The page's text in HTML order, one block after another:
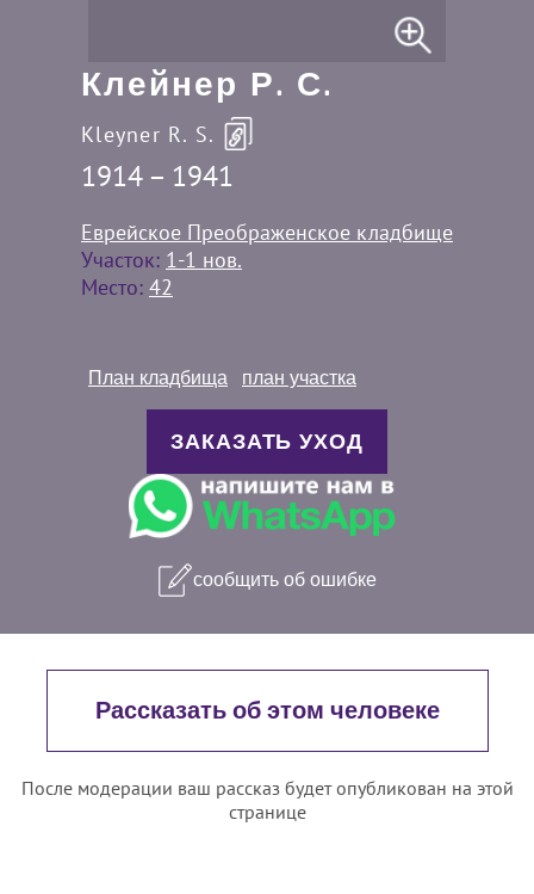
Клейнер Р. С.
Kleyner R. S.
1914 – 1941
Еврейское Преображенское кладбище
Участок: 1-1 нов.
Место: 42
План кладбища план участка
ЗАКАЗАТЬ УХОД
сообщить об ошибке
Рассказать об этом человеке
После модерации ваш рассказ будет опубликован на этой
странице